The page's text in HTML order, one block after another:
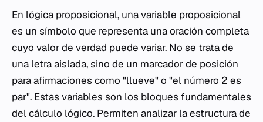
En lógica proposicional, una variable proposicional
es un símbolo que representa una oración completa
cuyo valor de verdad puede variar. No se trata de
una letra aislada, sino de un marcador de posición
para afirmaciones como "llueve" o "el número 2 es
par". Estas variables son los bloques fundamentales
del cálculo lógico. Permiten analizar la estructura de